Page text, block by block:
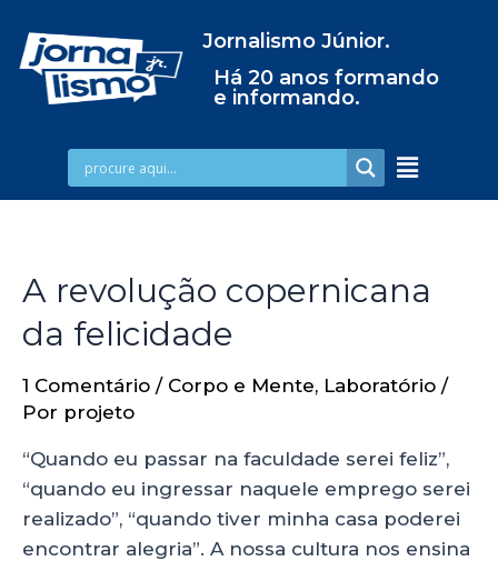
Jornalismo Júnior.
Há 20 anos formando
e informando.
A revolução copernicana
da felicidade
1 Comentário / Corpo e Mente, Laboratório /
Por projeto
“Quando eu passar na faculdade serei feliz”,
“quando eu ingressar naquele emprego serei
realizado”, “quando tiver minha casa poderei
encontrar alegria”. A nossa cultura nos ensina